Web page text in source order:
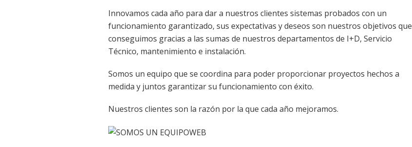
Innovamos cada año para dar a nuestros clientes sistemas probados con un
funcionamiento garantizado, sus expectativas y deseos son nuestros objetivos que
conseguimos gracias a las sumas de nuestros departamentos de I+D, Servicio
Técnico, mantenimiento e instalación.
Somos un equipo que se coordina para poder proporcionar proyectos hechos a
medida y juntos garantizar su funcionamiento con éxito.
Nuestros clientes son la razón por la que cada año mejoramos.